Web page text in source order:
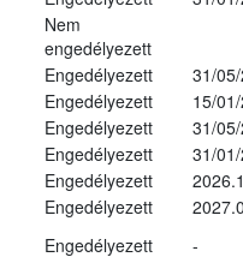
Nem
engedélyezett
Engedélyezett
31/
Engedélyezett
15/
Engedélyezett
31/
Engedélyezett
31/
Engedélyezett
Engedélyezett
Engedélyezett -